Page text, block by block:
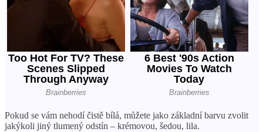
Pokud se vám nehodí čistě bílá, můžete jako základní barvu zvolit
jakýkoli jiný tlumený odstín – krémovou, šedou, lila.